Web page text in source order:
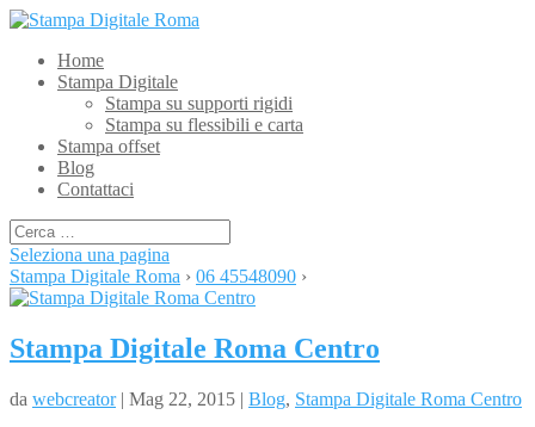
Home
Stampa Digitale
Stampa su supporti rigidi
Stampa su flessibili e carta
Stampa offset
Blog
Contattaci
Seleziona una pagina
Stampa Digitale Roma › 06 45548090 ›
Stampa Digitale Roma Centro
da webcreator| Mag 22, 2015 | Blog, Stampa Digitale Roma Centro